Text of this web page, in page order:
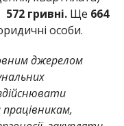
гривні. Ще 664
особи.
джерелом